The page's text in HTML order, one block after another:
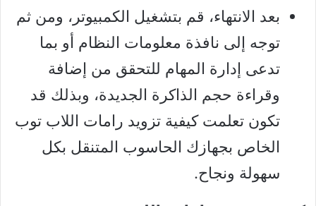
بعد الانتهاء، قم بتشغيل الكمبيوتر، ومن ثم
توجه إلى نافذة معلومات النظام أو بما
تدعى إدارة المهام للتحقق من إضافة
وقراءة حجم الذاكرة الجديدة، وبذلك قد
تكون تعلمت كيفية تزويد رامات اللاب توب
الخاص بجهازك الحاسوب المتنقل بكل
سهولة ونجاح.